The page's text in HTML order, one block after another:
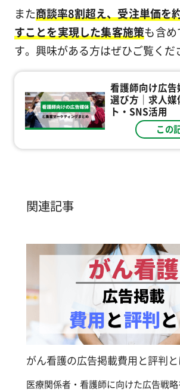
また商談率8割超え、受注単価を
すことを実現した集客施策も含
す。興味がある方はぜひご覧くだ
看護師向け広告
選び方｜求人媒
ト・SNS活用
この
関連記事
がん看護の広告掲載費用と評判
医療関係者・看護師に向けた広告戦